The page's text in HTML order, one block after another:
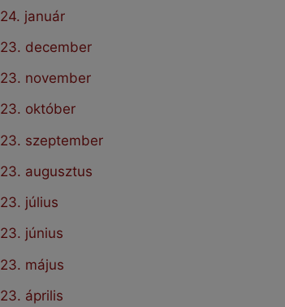
január
december
november
október
szeptember
augusztus
július
június
május
április